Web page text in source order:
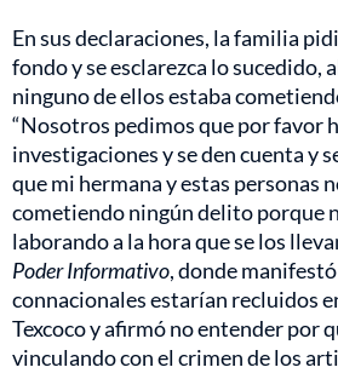
En sus declaraciones, la familia
fondo y se esclarezca lo sucedido,
ninguno de ellos estaba
“Nosotros pedimos que por favor
investigaciones y se den cuenta y
que mi hermana y estas personas
cometiendo ningún delito porque
laborando a la hora que se los
Poder Informativo, donde
connacionales estarían recluidos
Texcoco y afirmó no entender por
vinculando con el crimen de los